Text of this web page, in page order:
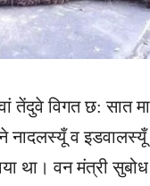
तेंदुवे विगत छ: सात
नादलस्यूँ व
था। वन मंत्री